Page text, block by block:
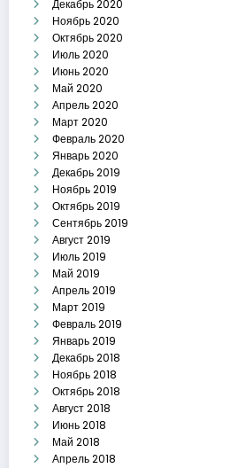
Декабрь 2020
Ноябрь 2020
Октябрь 2020
Июль 2020
Июнь 2020
Май 2020
Апрель 2020
Март 2020
Февраль 2020
Январь 2020
Декабрь 2019
Ноябрь 2019
Октябрь 2019
Сентябрь 2019
Август 2019
Июль 2019
Май 2019
Апрель 2019
Март 2019
Февраль 2019
Январь 2019
Декабрь 2018
Ноябрь 2018
Октябрь 2018
Август 2018
Июнь 2018
Май 2018
Апрель 2018